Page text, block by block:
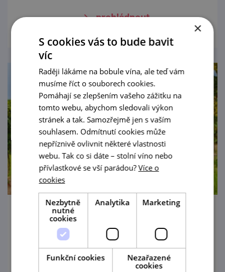
prohlédnout
Zarážení hory v Kobylí
28. 8. — 29. 8. '26
Zarážení hory v Kobylí
×
S cookies vás to bude bavit
víc
Raději lákáme na bobule vína, ale teď vám
musíme říct o souborech cookies.
Pomáhají se zlepšením vašeho zážitku na
tomto webu, abychom sledovali výkon
stránek a tak. Samozřejmě jen s vaším
souhlasem. Odmítnutí cookies může
nepříznivě ovlivnit některé vlastnosti
webu. Tak co si dáte – stolní víno nebo
přívlastkové se vší parádou?Více o
cookies
Nezbytně
nutné
cookies
Analytika Marketing
Funkční cookies
Nezařazené
cookies